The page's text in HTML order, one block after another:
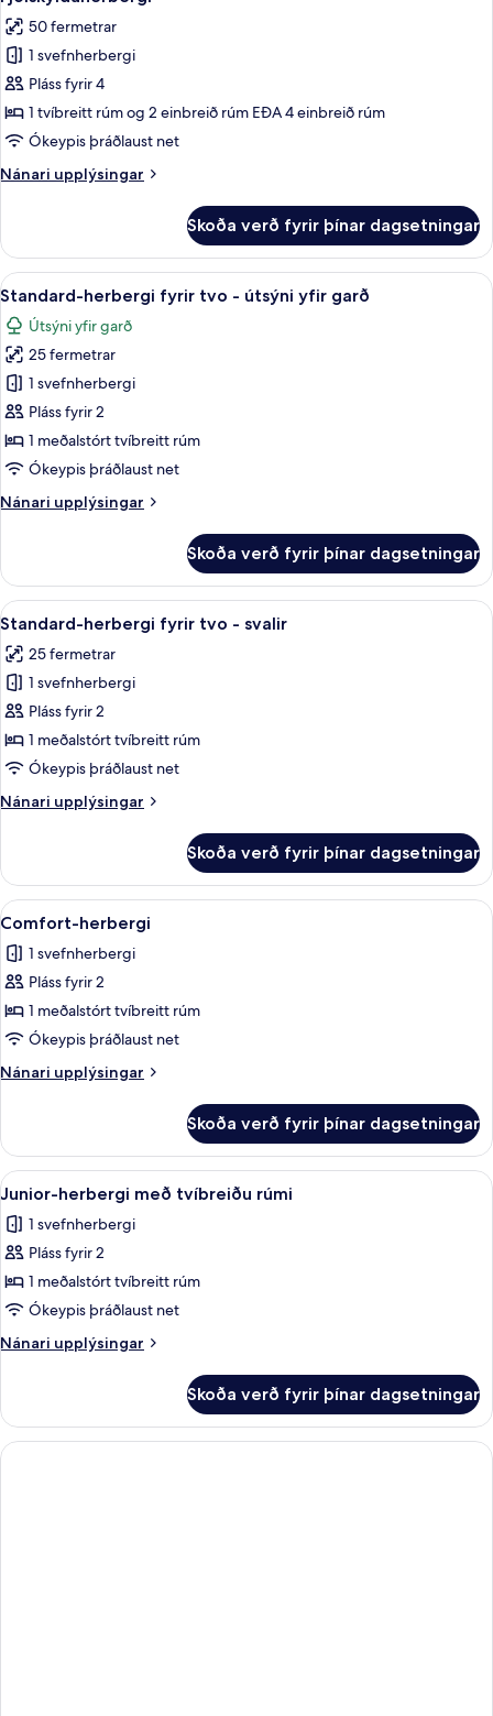
port
svalir
útsýni
yfir
port
allar
myndir
fyrir
Fjölskylduherbergi
50 fermetrar
1 svefnherbergi
Pláss fyrir 4
1 tvíbreitt rúm og 2 einbreið rúm EÐA 4 einbreið rúm
Ókeypis þráðlaust net
Nánari upplýsingar
Nánari
Skoða verð fyrir þínar dagsetningar
Skoða
allar
myndir
fyrir
Standard-
herbergi
fyrir
tvo
útsýni
Rúmföt af bestu gerð, dúnsængur,
4
Standard-herbergi fyrir tvo - útsýni yfir garð
Útsýni yfir garð
25 fermetrar
1 svefnherbergi
Pláss fyrir 2
1 meðalstórt tvíbreitt rúm
Ókeypis þráðlaust net
Nánari upplýsingar
Nánari
herbergi
fyrir
tvo
útsýni
yfir
garð
Skoða verð fyrir þínar dagsetningar
Skoða
allar
myndir
fyrir
Standard-
herbergi
fyrir
-
Rúmföt af bestu gerð, dúnsængur,
3
Standard-herbergi fyrir tvo - svalir
25 fermetrar
1 svefnherbergi
Pláss fyrir 2
1 meðalstórt tvíbreitt rúm
Ókeypis þráðlaust net
Nánari upplýsingar
Nánari
herbergi
fyrir
tvo
svalir
Skoða verð fyrir þínar dagsetningar
Skoða
allar
myndir
fyrir
Comfort-
herbergi
Comfort-herbergi | Rúmföt af bestu
9
Comfort-herbergi
1 svefnherbergi
Pláss fyrir 2
1 meðalstórt tvíbreitt rúm
Ókeypis þráðlaust net
Nánari upplýsingar
Nánari
herbergi
Skoða verð fyrir þínar dagsetningar
Skoða
allar
myndir
fyrir
Junior-
herbergi
með
tvíbreiðu
Junior-herbergi með tvíbreiðu rúmi
11
Junior-herbergi með tvíbreiðu rúmi
1 svefnherbergi
Pláss fyrir 2
1 meðalstórt tvíbreitt rúm
Ókeypis þráðlaust net
Nánari upplýsingar
Nánari
herbergi
með
tvíbreiðu
Skoða verð fyrir þínar dagsetningar